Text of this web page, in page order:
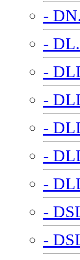
-
-
-
-
-
-
-
-
-